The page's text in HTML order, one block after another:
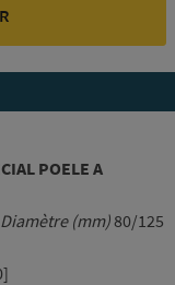
POELE A
Diamètre (mm)80/125